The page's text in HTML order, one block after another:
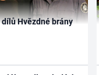
Hvězdné brány